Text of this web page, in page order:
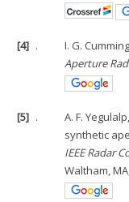
[4] . I. G.
Aperture
[5] .
A. F.
synthetic
IEEE Radar
Waltham,